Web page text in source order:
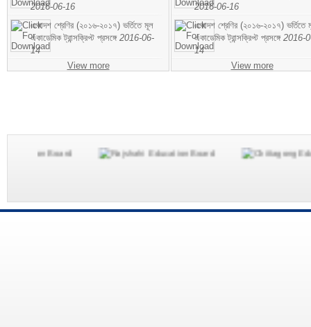
2016-06-16
একাদশ শ্রেণির (২০১৬-২০১৭) ভর্তিতে মূল
একাডেমিক ট্রান্সক্রিপ্ট প্রসঙ্গে 2016-06-
14
View more
2016-06-16
একাদশ শ্রেণির (২০১৬-২০১৭) ভর্তিতে
একাডেমিক ট্রান্সক্রিপ্ট প্রসঙ্গে 2016-
14
View more